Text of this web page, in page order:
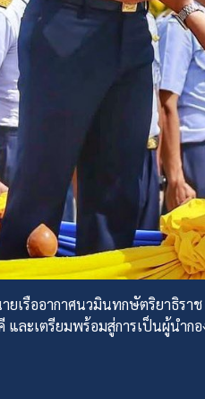
เรืออากาศนวมินทกษัตริยาธิร
และเตรียมพร้อมสู่การเป็นผู้นำ